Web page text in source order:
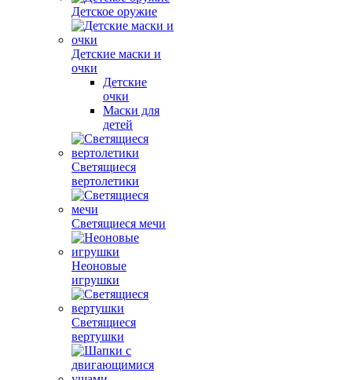
Детское оружие
Детские маски и
очки
Детские
очки
Маски для
детей
Светящиеся
вертолетики
Светящиеся мечи
Неоновые
игрушки
Светящиеся
вертушки